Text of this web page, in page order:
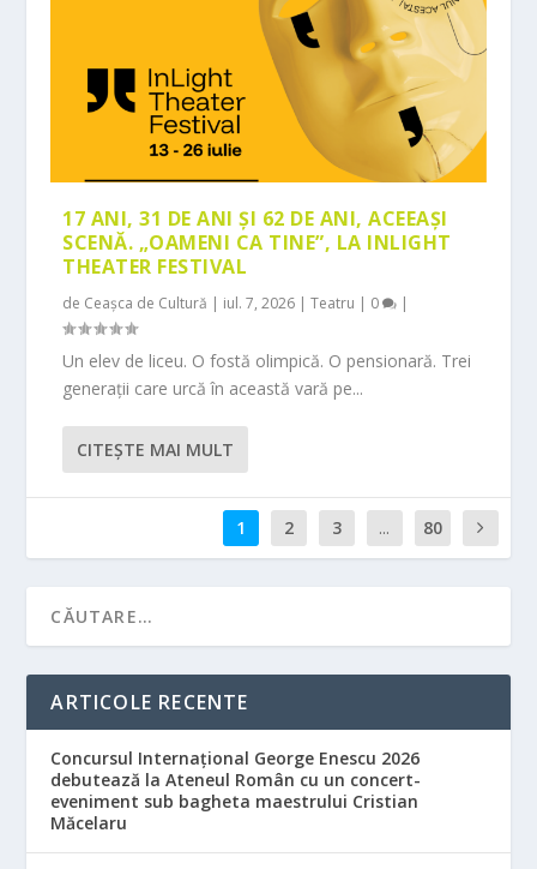
17 ANI, 31 DE ANI ȘI 62 DE ANI, ACEEAȘI
SCENĂ. „OAMENI CA TINE”, LA INLIGHT
THEATER FESTIVAL
de Ceașca de Cultură | iul. 7, 2026 |Teatru | 0 |
Un elev de liceu. O fostă olimpică. O pensionară. Trei
generații care urcă în această vară pe...
CITEŞTE MAI MULT
1 2 3 ... 80
ARTICOLE RECENTE
Concursul Internațional George Enescu 2026
debutează la Ateneul Român cu un concert-
eveniment sub bagheta maestrului Cristian
Măcelaru